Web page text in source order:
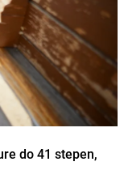
do 41 stepen,